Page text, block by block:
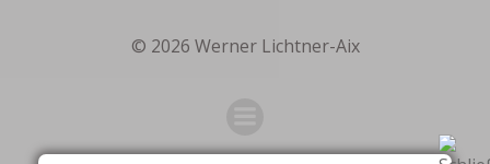
© 2026 Werner Lichtner-Aix